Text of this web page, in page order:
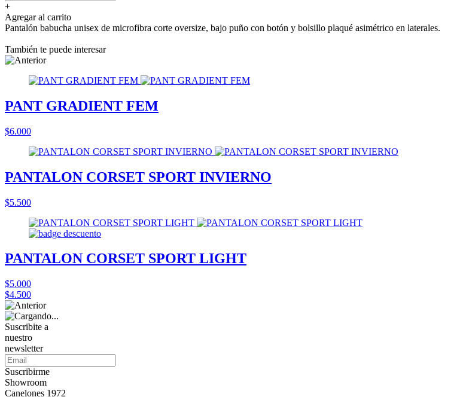
+
Agregar al carrito
Pantalón babucha unisex de microfibra corte oversize, bajo puño con botón y bolsillo plaqué asimétrico en laterales.
También te puede interesar
PANT GRADIENT FEM
$6.000
PANTALON CORSET SPORT INVIERNO
$5.500
PANTALON CORSET SPORT LIGHT
$5.000
$4.500
Suscribite a
nuestro
newsletter
Suscribirme
Showroom
Canelones 1972